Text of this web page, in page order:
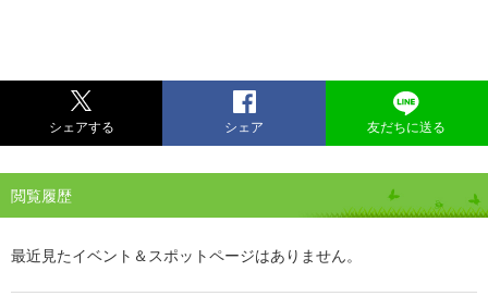
シェアする シェア 友だちに送る
閲覧履歴
最近見たイベント＆スポットページはありません。